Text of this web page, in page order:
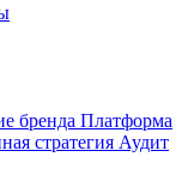
бренда Платформа
стратегия Аудит